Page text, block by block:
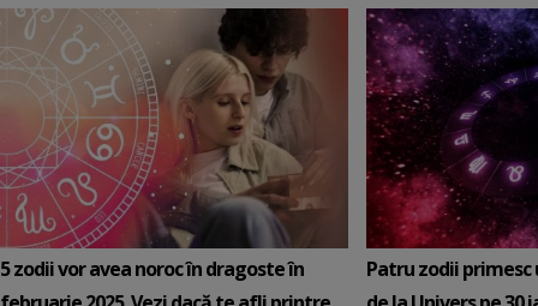
5 zodii vor avea noroc în dragoste în
Patru zodii primesc